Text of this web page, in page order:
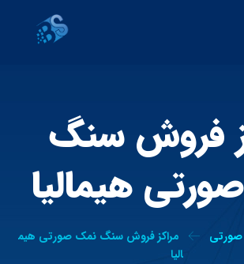
فروش سنگ
هیمالیا
مراکز فروش سنگ نمک صورتی هیم
الیا